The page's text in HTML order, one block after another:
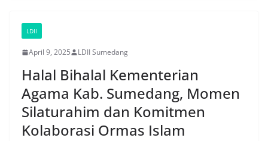
LDII
April 9, 2025 LDII Sumedang
Halal Bihalal Kementerian
Agama Kab. Sumedang, Momen
Silaturahim dan Komitmen
Kolaborasi Ormas Islam